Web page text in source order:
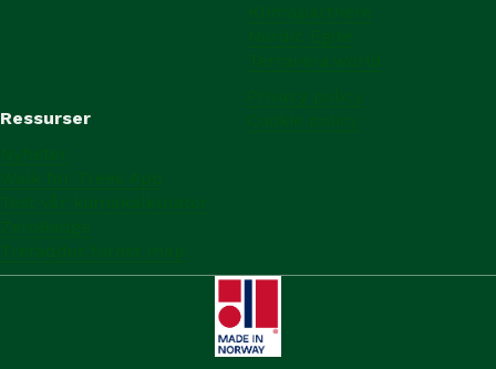
Ressurser